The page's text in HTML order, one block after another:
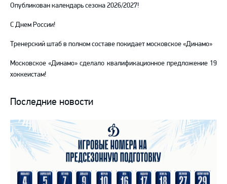
Опубликован календарь сезона 2026/2027!
С Днем России!
Тренерский штаб в полном составе покидает московское «Динамо»
Московское «Динамо» сделало квалификационное предложение 19
хоккеистам!
Последние новости